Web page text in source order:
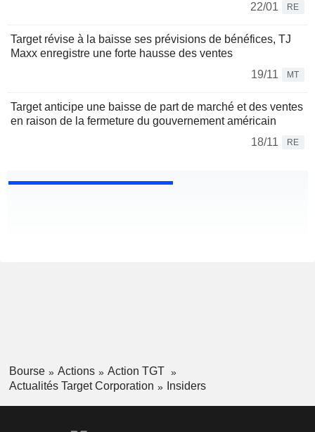
22/01
RE
Target révise à la baisse ses prévisions de bénéfices, TJ
Maxx enregistre une forte hausse des ventes
19/11
MT
Target anticipe une baisse de part de marché et des ventes
en raison de la fermeture du gouvernement américain
18/11
RE
Bourse Actions
Action TGT
Actualités Target Corporation
Insiders